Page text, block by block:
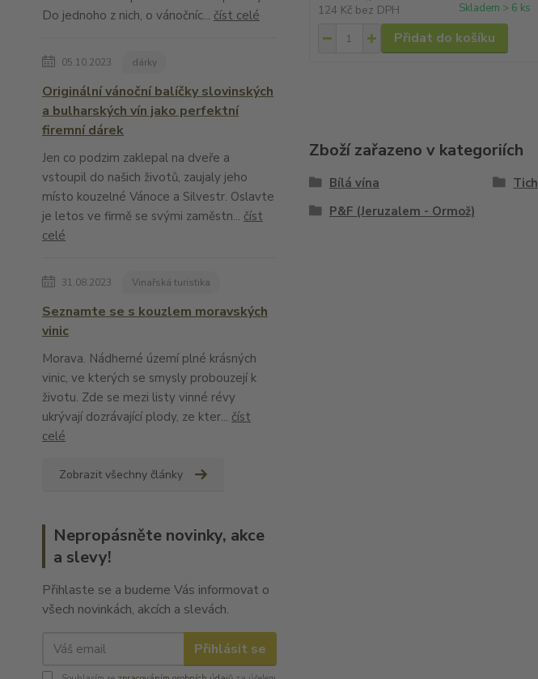
Do jednoho z nich, o vánočníc... číst celé
05.10.2023 dárky
Originální vánoční balíčky slovinských
a bulharských vín jako perfektní
firemní dárek
Jen co podzim zaklepal na dveře a
vstoupil do našich životů, zaujaly jeho
místo kouzelné Vánoce a Silvestr. Oslavte
je letos ve firmě se svými zaměstn... číst
celé
31.08.2023 Vinařská turistika
Seznamte se s kouzlem moravských
vinic
Morava. Nádherné území plné krásných
vinic, ve kterých se smysly probouzejí k
životu. Zde se mezi listy vinné révy
ukrývají dozrávající plody, ze kter... číst
celé
Zobrazit všechny články
Nepropásněte novinky, akce
a slevy!
Přihlaste se a budeme Vás informovat o
všech novinkách, akcích a slevách.
Přihlásit se
124 Kč bez DPH Skladem > 6 ks
Přidat do košíku
Zboží zařazeno v kategoriích
Bílá vína
P&F (Jeruzalem - Ormož)